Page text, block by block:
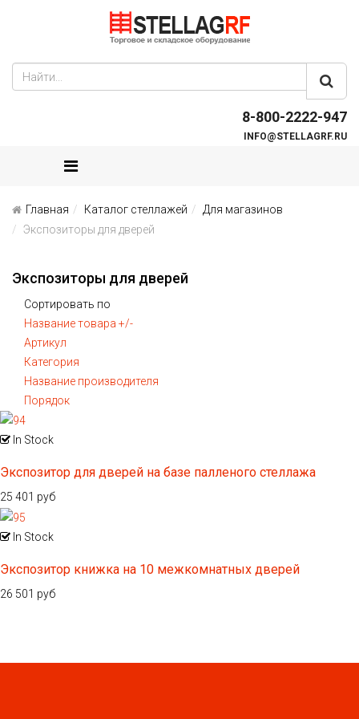
8-800-2222-947
INFO@STELLAGRF.RU
Главная Каталог стеллажей
Для магазинов
Экспозиторы для дверей
Экспозиторы для дверей
Сортировать по
Название товара +/-
Артикул
Категория
Название производителя
Порядок
In Stock
Экспозитор для дверей на базе палленого стеллажа
25 401 руб
In Stock
Экспозитор книжка на 10 межкомнатных дверей
26 501 руб